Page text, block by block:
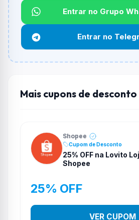
Funciona em qualquer produto?
Não necessariamente. Depende de
e alguns vendedores ou produtos
não aceitar cupons.
Entrar no Grupo
Entrar no
Mais cupons de desconto
Shopee
Cupom de Desconto
25% OFF na Lovito
Shopee
25% OFF
VER CUPOM